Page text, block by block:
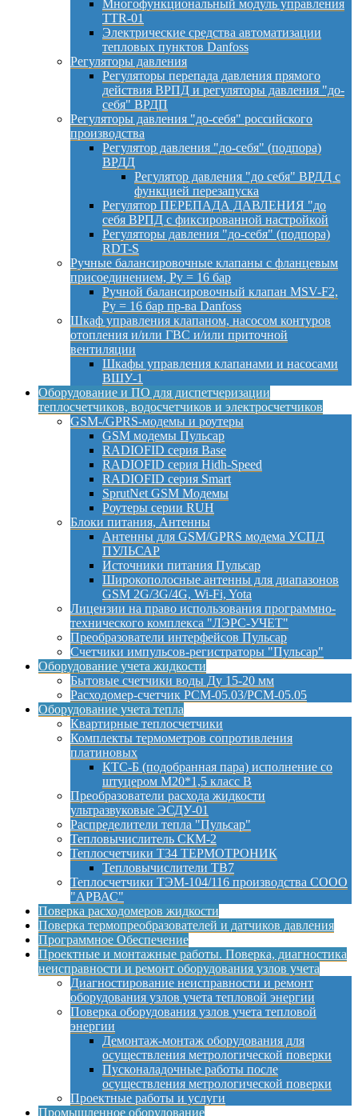
Многофункциональный модуль управления
TTR-01
Электрические средства автоматизации
тепловых пунктов Danfoss
Регуляторы давления
Регуляторы перепада давления прямого
действия ВРПД и регуляторы давления "до-
себя" ВРДП
Регуляторы давления "до-себя" российского
производства
Регулятор давления "до-себя" (подпора)
ВРДД
Регулятор давления "до себя" ВРДД с
функцией перезапуска
Регулятор ПЕРЕПАДА ДАВЛЕНИЯ "до
себя ВРПД с фиксированной настройкой
Регуляторы давления "до-себя" (подпора)
RDT-S
Ручные балансировочные клапаны с фланцевым
присоединением, Py = 16 бар
Ручной балансировочный клапан MSV-F2,
Py = 16 бар пр-ва Danfoss
Шкаф управления клапаном, насосом контуров
отопления и/или ГВС и/или приточной
вентиляции
Шкафы управления клапанами и насосами
ВШУ-1
Оборудование и ПО для диспетчеризации
теплосчетчиков, водосчетчиков и электросчетчиков
GSM-/GPRS-модемы и роутеры
GSM модемы Пульсар
RADIOFID серия Base
RADIOFID серия Hidh-Speed
RADIOFID серия Smart
SprutNet GSM Модемы
Роутеры серии RUH
Блоки питания, Антенны
Антенны для GSM/GPRS модема УСПД
ПУЛЬСАР
Источники питания Пульсар
Широкополосные антенны для диапазонов
GSM 2G/3G/4G, Wi-Fi, Yota
Лицензии на право использования программно-
технического комплекса "ЛЭРС-УЧЕТ"
Преобразователи интерфейсов Пульсар
Счетчики импульсов-регистраторы "Пульсар"
Оборудование учета жидкости
Бытовые счетчики воды Ду 15-20 мм
Расходомер-счетчик РСМ-05.03/РСМ-05.05
Оборудование учета тепла
Квартирные теплосчетчики
Комплекты термометров сопротивления
платиновых
КТС-Б (подобранная пара) исполнение со
штуцером М20*1,5 класс B
Преобразователи расхода жидкости
ультразвуковые ЭСДУ-01
Распределители тепла "Пульсар"
Тепловычислитель СКМ-2
Теплосчетчики Т34 ТЕРМОТРОНИК
Тепловычислители ТВ7
Теплосчетчики ТЭМ-104/116 производства СООО
"АРВАС"
Поверка расходомеров жидкости
Поверка термопреобразователей и датчиков давления
Программное Обеспечение
Проектные и монтажные работы. Поверка, диагностика
неисправности и ремонт оборудования узлов учета
Диагностирование неисправности и ремонт
оборудования узлов учета тепловой энергии
Поверка оборудования узлов учета тепловой
энергии
Демонтаж-монтаж оборудования для
осуществления метрологической поверки
Пусконаладочные работы после
осуществления метрологической поверки
Проектные работы и услуги
Промышленное оборудование